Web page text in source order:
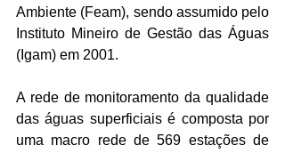
Ambiente (Feam), sendo assumido pelo
Instituto Mineiro de Gestão das Águas
(Igam) em 2001.
A rede de monitoramento da qualidade
das águas superficiais é composta por
uma macro rede de 569 estações de